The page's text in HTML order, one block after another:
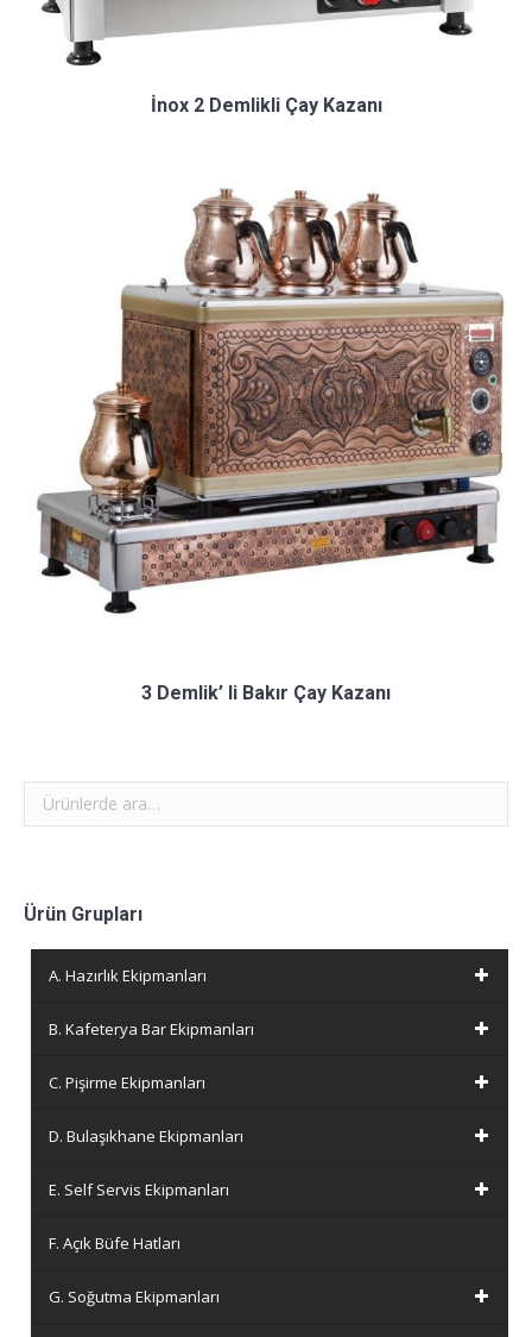
İnox 2 Demlikli Çay Kazanı
3 Demlik’ li Bakır Çay Kazanı
Ürün Grupları
A. Hazırlık Ekipmanları
B. Kafeterya Bar Ekipmanları
C. Pişirme Ekipmanları
D. Bulaşıkhane Ekipmanları
E. Self Servis Ekipmanları
F. Açık Büfe Hatları
G. Soğutma Ekipmanları